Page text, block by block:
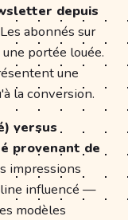
depuis
Les abonnés sur
portée louée.
une
la conversion.
versus
provenant de
impressions
influencé —
modèles